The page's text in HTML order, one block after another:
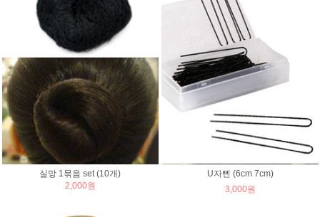
실망 1묶음 set (10개)
2,000원
U자삔 (6cm 7cm)
3,000원